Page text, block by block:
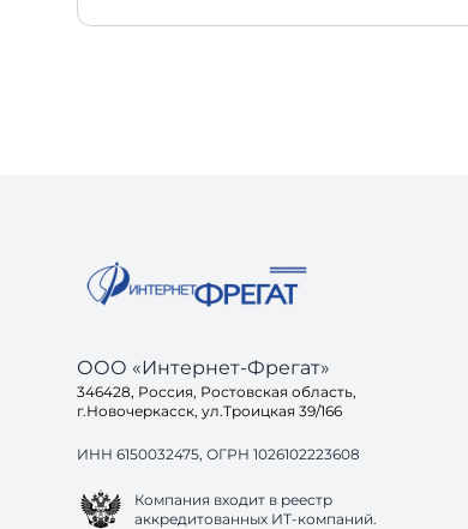
ООО «Интернет-Фрегат»
346428, Россия, Ростовская область,
г.Новочеркасск, ул.Троицкая 39/166
ИНН 6150032475, ОГРН 1026102223608
Компания входит в реестр
аккредитованных ИТ-компаний.